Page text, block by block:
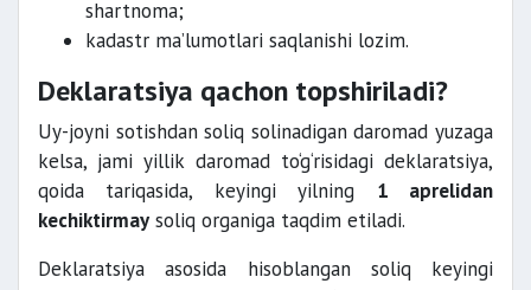
shartnoma;
kadastr ma’lumotlari saqlanishi lozim.
Deklaratsiya qachon topshiriladi?
Uy-joyni sotishdan soliq solinadigan daromad yuzaga
kelsa, jami yillik daromad to‘g‘risidagi deklaratsiya,
qoida tariqasida, keyingi yilning 1 aprelidan
kechiktirmay soliq organiga taqdim etiladi.
Deklaratsiya asosida hisoblangan soliq keyingi